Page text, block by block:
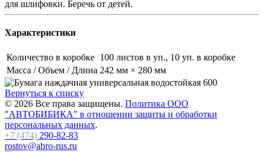
для шлифовки. Беречь от детей.
Характеристики
Количество в коробке 100 листов в уп., 10 уп. в коробке
Масса / Объем / Длина 242 мм × 280 мм
Вернуться к списку
© 2026 Все права защищены. Политика ООО
"АВТОБИБИКА" в отношении защиты и обработки
персональных данных.
+7 (474) 290-82-83
rostov@abro-rus.ru